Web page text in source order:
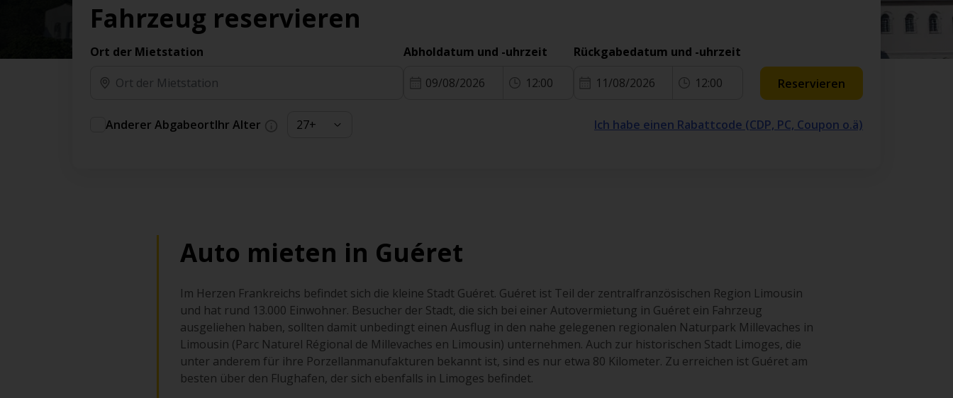
Vorteilen und Prämien an.
Sie können direkt zu Ihrem Auto gehen, ohne
An ausgewählten Standorten erhältlich.
Fahrzeug reservieren
Ort der Mietstation Abholdatum und -uhrzeit
09/08/2026 12:00
Rückgabedatum und -uhrzeit
11/08/2026 12:00 Reservieren
Anderer AbgabeortIhr Alter Ich habe einen Rabattcode (CDP, PC, Coupon o.ä)
Auto mieten in Guéret
Im Herzen Frankreichs befindet sich die kleine Stadt Guéret. Guéret ist Teil der zentralfranzösischen Region Limousin
und hat rund 13.000 Einwohner. Besucher der Stadt, die sich bei einer Autovermietung in Guéret ein Fahrzeug
ausgeliehen haben, sollten damit unbedingt einen Ausflug in den nahe gelegenen regionalen Naturpark Millevaches in
Limousin (Parc Naturel Régional de Millevaches en Limousin) unternehmen. Auch zur historischen Stadt Limoges, die
unter anderem für ihre Porzellanmanufakturen bekannt ist, sind es nur etwa 80 Kilometer. Zu erreichen ist Guéret am
besten über den Flughafen, der sich ebenfalls in Limoges befindet.